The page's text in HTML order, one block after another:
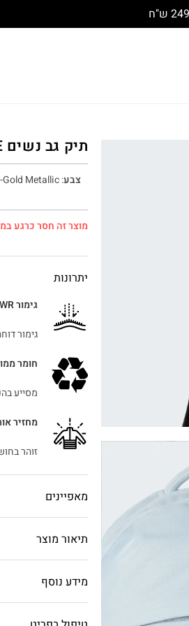
תיק גב נשים BOREALIS LUXE
צבע:
Gold Metallic
מוצר זה חסר כרגע
יתרונות
גימור DWR
גימור
חומר
מסייע
מחזיר
זוהר
מאפיינים
תיאור מוצר
מידע נוסף